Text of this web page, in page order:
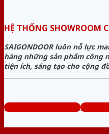
HỆ THỐNG SHOWROOM
SAIGONDOOR luôn nỗ lực
hàng những sản phẩm công
tiện ích, sáng tạo cho cộng
www.bancuanhua.com Tổng